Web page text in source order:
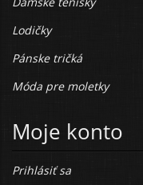
Lodičky
Pánske tričká
Móda pre moletky
Moje konto
Prihlásiť sa